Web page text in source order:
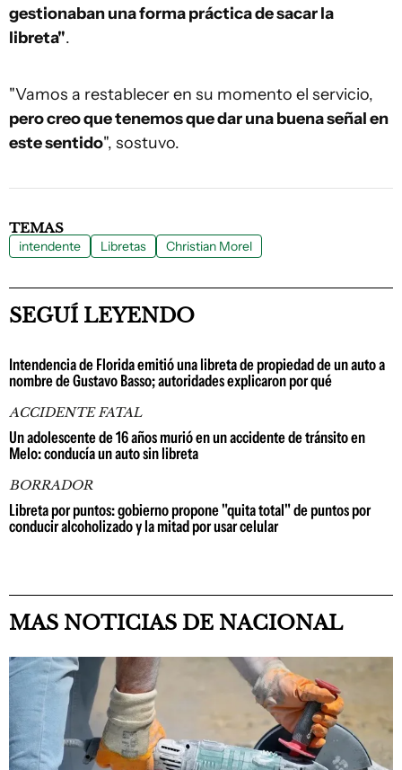
gestionaban una forma práctica de sacar la
libreta".
"Vamos a restablecer en su momento el servicio,
pero creo que tenemos que dar una buena señal en
este sentido", sostuvo.
TEMAS
intendente Libretas Christian Morel
SEGUÍ LEYENDO
Intendencia de Florida emitió una libreta de propiedad de un auto a
nombre de Gustavo Basso; autoridades explicaron por qué
ACCIDENTE FATAL
Un adolescente de 16 años murió en un accidente de tránsito en
Melo: conducía un auto sin libreta
BORRADOR
Libreta por puntos: gobierno propone "quita total" de puntos por
conducir alcoholizado y la mitad por usar celular
MAS NOTICIAS DE NACIONAL